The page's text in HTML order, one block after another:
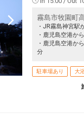
霧島市牧園町
・JR霧島神宮駅
・鹿児島空港か
・鹿児島空港か
分
駐車場あり 大